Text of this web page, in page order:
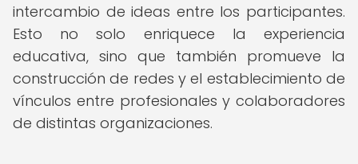
intercambio de ideas entre los participantes.
Esto no solo enriquece la experiencia
educativa, sino que también promueve la
construcción de redes y el establecimiento de
vínculos entre profesionales y colaboradores
de distintas organizaciones.